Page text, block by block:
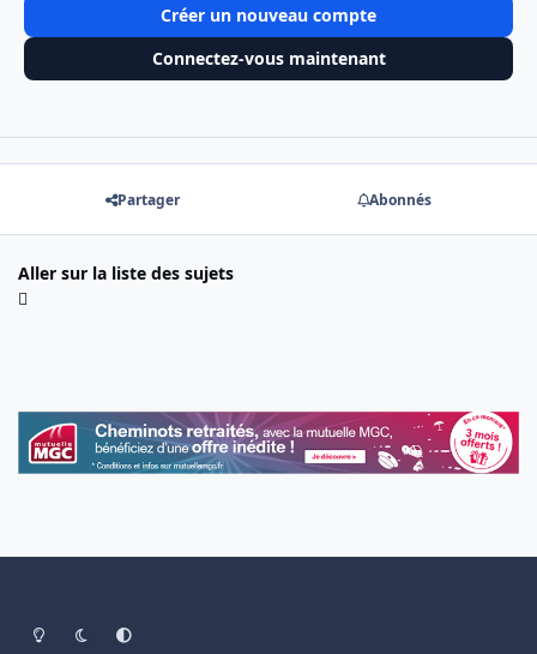
Créer un nouveau compte
Connectez-vous maintenant
Partager Abonnés
Aller sur la liste des sujets
Light ModeDark ModeSystem Preference